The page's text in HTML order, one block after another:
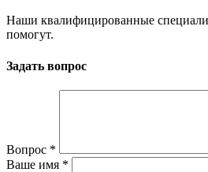
Наши квалифицированные
помогут.
Задать вопрос
Вопрос *
Ваше имя *